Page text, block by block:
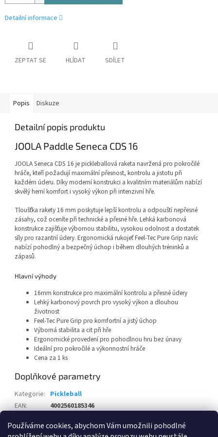
Používáme cookies, abychom Vám umožnili pohodlné
Detailní informace
ZEPTAT SE HLÍDAT SDÍLET
Popis Diskuze
Detailní popis produktu
JOOLA Paddle Seneca CDS 16
JOOLA Seneca CDS 16 je pickleballová raketa navržená pro pokročilé
hráče, kteří požadují maximální přesnost, kontrolu a jistotu při
každém úderu. Díky moderní konstrukci a kvalitním materiálům nabízí
skvělý herní komfort i vysoký výkon při intenzivní hře.
Tloušťka rakety 16 mm poskytuje lepší kontrolu a odpouští nepřesné
zásahy, což oceníte při technické a přesné hře. Lehká karbonová
konstrukce zajišťuje výbornou stabilitu, vysokou odolnost a dostatek
síly pro razantní údery. Ergonomická rukojeť Feel-Tec Pure Grip navíc
nabízí pohodlný a bezpečný úchop i během dlouhých tréninků a
zápasů.
Hlavní výhody
16mm konstrukce pro maximální kontrolu a přesné údery
Lehký karbonový povrch pro vysoký výkon a dlouhou
životnost
Feel-Tec Pure Grip pro komfortní a jistý úchop
Výborná stabilita a cit při hře
Ergonomické provedení pro pohodlnou hru bez únavy
Ideální pro pokročilé a výkonnostní hráče
Cena za 1 ks
Doplňkové parametry
Kategorie: Pickleball
EAN: 4002560185346